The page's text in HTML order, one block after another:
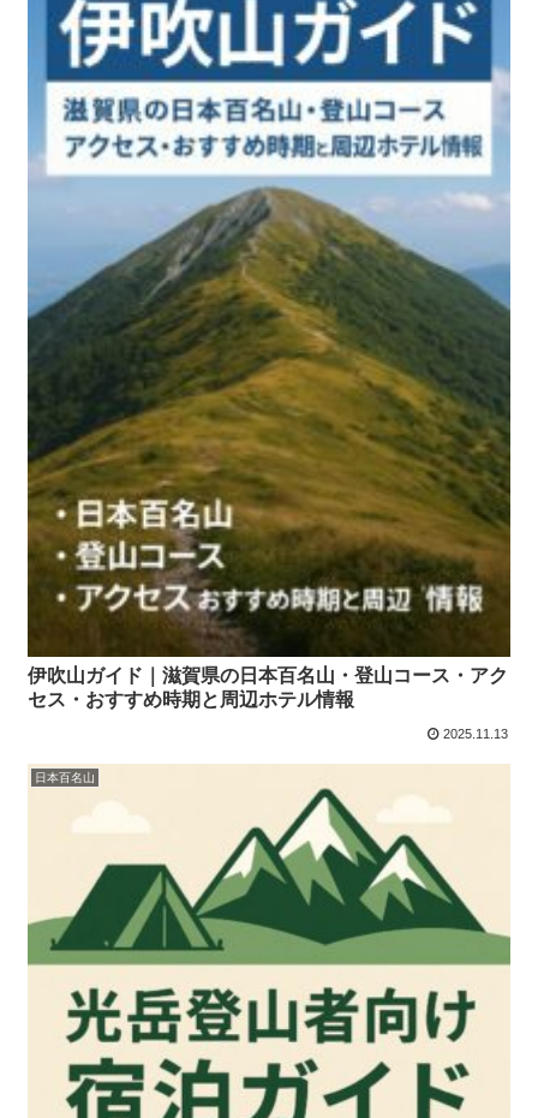
伊吹山ガイド｜滋賀県の日本百名山・登山コース・アク
セス・おすすめ時期と周辺ホテル情報
2025.11.13
日本百名山